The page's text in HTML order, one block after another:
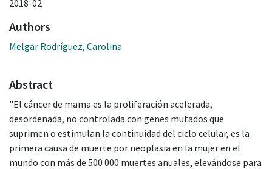
2018-02
Authors
Melgar Rodríguez, Carolina
Abstract
"El cáncer de mama es la proliferación acelerada,
desordenada, no controlada con genes mutados que
suprimen o estimulan la continuidad del ciclo celular, es la
primera causa de muerte por neoplasia en la mujer en el
mundo con más de 500 000 muertes anuales, elevándose para